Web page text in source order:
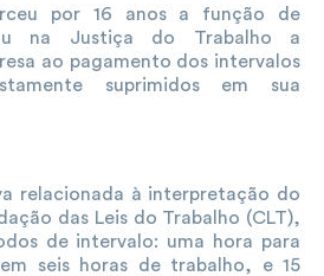
por 16 anos a função de
na Justiça do Trabalho a
ao pagamento dos intervalos
suprimidos em sua
relacionada à interpretação do
das Leis do Trabalho (CLT),
de intervalo: uma hora para
seis horas de trabalho, e 15